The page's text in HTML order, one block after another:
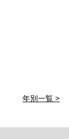
年別一覧 >